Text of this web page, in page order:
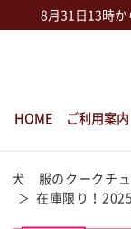
8月31日13時か
HOME ご利用案内
犬 服のクークチュ
在庫限り！